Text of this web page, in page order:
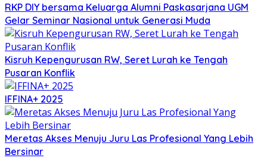
RKP DIY bersama Keluarga Alumni Paskasarjana UGM
Gelar Seminar Nasional untuk Generasi Muda
Kisruh Kepengurusan RW, Seret Lurah ke Tengah
Pusaran Konflik
IFFINA+ 2025
Meretas Akses Menuju Juru Las Profesional Yang Lebih
Bersinar